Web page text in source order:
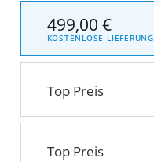
499,00 €
KOSTENLOSE LIEFERUNG
Top Preis
Top Preis